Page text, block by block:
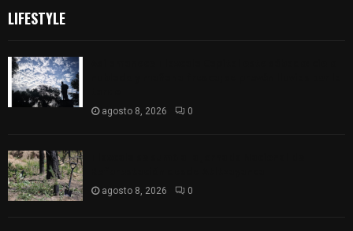
LIFESTYLE
agosto 8, 2026 0
agosto 8, 2026 0